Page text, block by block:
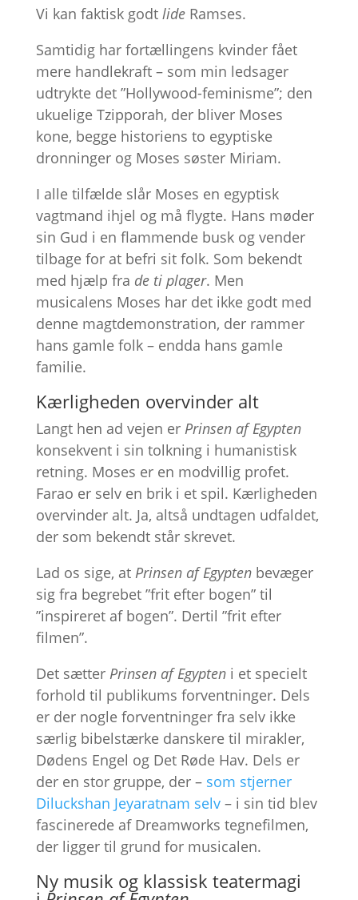
Vi kan faktisk godt lideRamses.
Samtidig har fortællingens kvinder fået
mere handlekraft – som min ledsager
udtrykte det ”Hollywood-feminisme”; den
ukuelige Tzipporah, der bliver Moses
kone, begge historiens to egyptiske
dronninger og Moses søster Miriam.
I alle tilfælde slår Moses en egyptisk
vagtmand ihjel og må flygte. Hans møder
sin Gud i en flammende busk og vender
tilbage for at befri sit folk. Som bekendt
med hjælp fra de ti plager. Men
musicalens Moses har det ikke godt med
denne magtdemonstration, der rammer
hans gamle folk – endda hans gamle
familie.
Kærligheden overvinder alt
Langt hen ad vejen er Prinsen af Egypten
konsekvent i sin tolkning i humanistisk
retning. Moses er en modvillig profet.
Farao er selv en brik i et spil. Kærligheden
overvinder alt. Ja, altså undtagen udfaldet,
der som bekendt står skrevet.
Lad os sige, at Prinsen af Egyptenbevæger
sig fra begrebet ”frit efter bogen” til
”inspireret af bogen”. Dertil ”frit efter
filmen”.
Det sætter Prinsen af Egypteni et specielt
forhold til publikums forventninger. Dels
er der nogle forventninger fra selv ikke
særlig bibelstærke danskere til mirakler,
Dødens Engel og Det Røde Hav. Dels er
der en stor gruppe, der – som stjerner
Diluckshan Jeyaratnam selv– i sin tid blev
fascinerede af Dreamworks tegnefilmen,
der ligger til grund for musicalen.
Ny musik og klassisk teatermagi